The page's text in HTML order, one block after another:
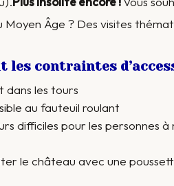
Âge ? Des visites
les contraintes
dans les tours
au fauteuil roulant
difficiles pour les personnes
le château avec une